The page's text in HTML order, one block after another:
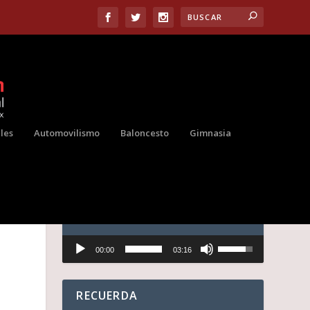
Automovilismo Baloncesto Gimnasia
audio
00:00 03:16
t
i
l
RECUERDA